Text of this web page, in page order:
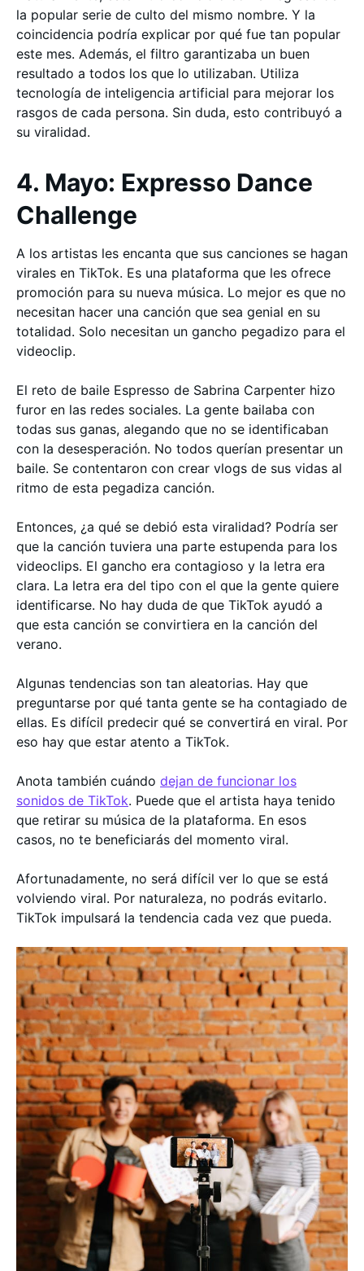
la popular serie de culto del mismo nombre. Y la
coincidencia podría explicar por qué fue tan popular
este mes. Además, el filtro garantizaba un buen
resultado a todos los que lo utilizaban. Utiliza
tecnología de inteligencia artificial para mejorar los
rasgos de cada persona. Sin duda, esto contribuyó a
su viralidad.
4. Mayo: Expresso Dance
Challenge
A los artistas les encanta que sus canciones se hagan
virales en TikTok. Es una plataforma que les ofrece
promoción para su nueva música. Lo mejor es que no
necesitan hacer una canción que sea genial en su
totalidad. Solo necesitan un gancho pegadizo para el
videoclip.
El reto de baile Espresso de Sabrina Carpenter hizo
furor en las redes sociales. La gente bailaba con
todas sus ganas, alegando que no se identificaban
con la desesperación. No todos querían presentar un
baile. Se contentaron con crear vlogs de sus vidas al
ritmo de esta pegadiza canción.
Entonces, ¿a qué se debió esta viralidad? Podría ser
que la canción tuviera una parte estupenda para los
videoclips. El gancho era contagioso y la letra era
clara. La letra era del tipo con el que la gente quiere
identificarse. No hay duda de que TikTok ayudó a
que esta canción se convirtiera en la canción del
verano.
Algunas tendencias son tan aleatorias. Hay que
preguntarse por qué tanta gente se ha contagiado de
ellas. Es difícil predecir qué se convertirá en viral. Por
eso hay que estar atento a TikTok.
Anota también cuándo dejan de funcionar los
sonidos de TikTok. Puede que el artista haya tenido
que retirar su música de la plataforma. En esos
casos, no te beneficiarás del momento viral.
Afortunadamente, no será difícil ver lo que se está
volviendo viral. Por naturaleza, no podrás evitarlo.
TikTok impulsará la tendencia cada vez que pueda.